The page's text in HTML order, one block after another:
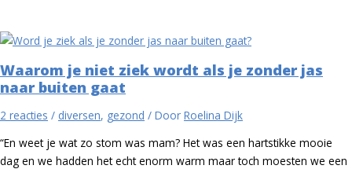
Waarom je niet ziek wordt als je zonder jas
naar buiten gaat
2 reacties / diversen, gezond / Door Roelina Dijk
“En weet je wat zo stom was mam? Het was een hartstikke mooie
dag en we hadden het echt enorm warm maar toch moesten we een